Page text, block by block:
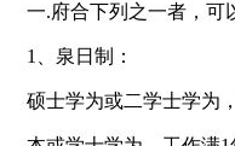
一.府合下列之一者 ， 可
1 泉 日制：
硕士学为或二学士学为